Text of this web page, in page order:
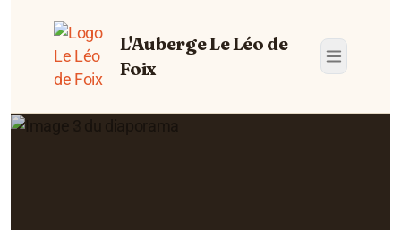
L'Auberge Le Léo de
Foix